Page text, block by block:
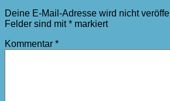
Deine E-Mail-Adresse wird nicht
Felder sind mit* markiert
Kommentar *